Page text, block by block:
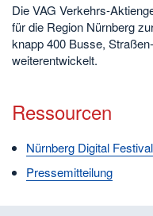
Die VAG Verkehrs-
für die Region Nürnberg
knapp 400 Busse,
weiterentwickelt.
Ressourcen
Nürnberg Digital
Pressemitteilung